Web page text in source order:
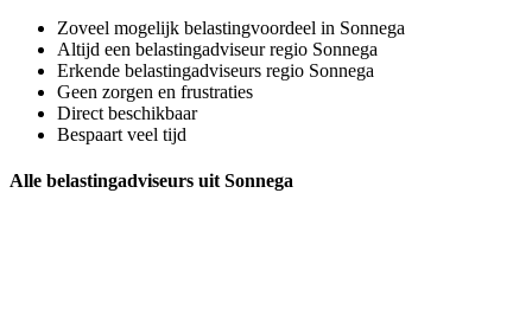
Zoveel mogelijk belastingvoordeel in Sonnega
Altijd een belastingadviseur regio Sonnega
Erkende belastingadviseurs regio Sonnega
Geen zorgen en frustraties
Direct beschikbaar
Bespaart veel tijd
Alle belastingadviseurs uit Sonnega